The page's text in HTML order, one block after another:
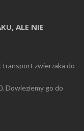
ALE NIE
transport zwierzaka do
Dowieziemy go do